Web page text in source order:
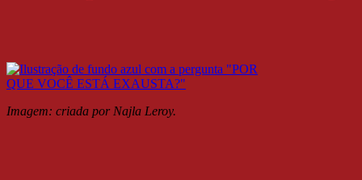
Imagem: criada por Najla Leroy.